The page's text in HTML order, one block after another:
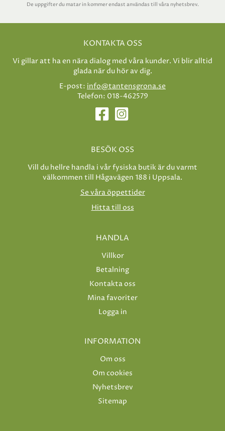
De uppgifter du matar in kommer endast användas till våra nyhetsbrev.
KONTAKTA OSS
Vi gillar att ha en nära dialog med våra kunder. Vi blir alltid
glada när du hör av dig.
E-post: info@tantensgrona.se
Telefon: 018-462579
BESÖK OSS
Vill du hellre handla i vår fysiska butik är du varmt
välkommen till Hågavägen 188 i Uppsala.
Se våra öppettider
Hitta till oss
HANDLA
Villkor
Betalning
Kontakta oss
Mina favoriter
Logga in
INFORMATION
Om oss
Om cookies
Nyhetsbrev
Sitemap